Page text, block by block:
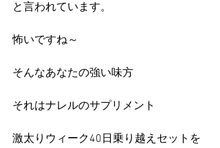
と言われています。
怖いですね～
そんなあなたの強い味方
それはナレルのサプリメント
激太りウィーク40日乗り越えセットを